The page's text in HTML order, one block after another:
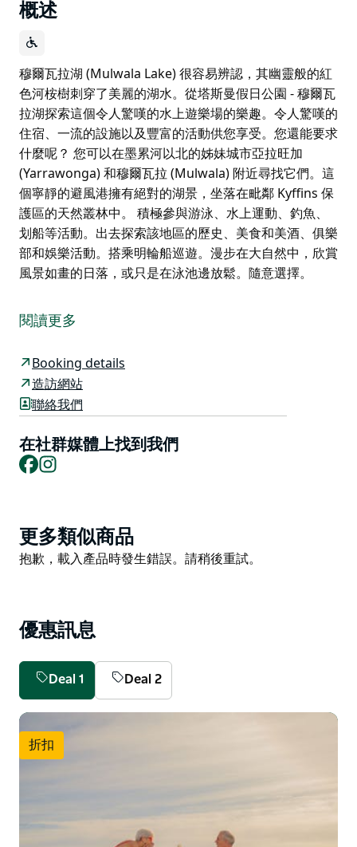
概述
穆爾瓦拉湖 (Mulwala Lake) 很容易辨認，其幽靈般的紅
色河桉樹刺穿了美麗的湖水。從塔斯曼假日公園 - 穆爾瓦
拉湖探索這個令人驚嘆的水上遊樂場的樂趣。令人驚嘆的
住宿、一流的設施以及豐富的活動供您享受。您還能要求
什麼呢？ 您可以在墨累河以北的姊妹城市亞拉旺加
(Yarrawonga) 和穆爾瓦拉 (Mulwala) 附近尋找它們。這
個寧靜的避風港擁有絕對的湖景，坐落在毗鄰 Kyffins 保
護區的天然叢林中。 積極參與游泳、水上運動、釣魚、
划船等活動。出去探索該地區的歷史、美食和美酒、俱樂
部和娛樂活動。搭乘明輪船巡遊。漫步在大自然中，欣賞
風景如畫的日落，或只是在泳池邊放鬆。隨意選擇。
色河桉樹刺穿了美麗的湖水。從塔斯曼假日公園 - 穆爾瓦
拉湖探索這個令人驚嘆的水上遊樂場的樂趣。令人驚嘆的
什麼呢？
您可以在墨累河以北的姊妹城市亞拉旺加 (Yarrawonga)
和穆爾瓦拉 (Mulwala) 附近尋找它們。這個寧靜的避風
港擁有絕對的湖景，坐落在毗鄰 Kyffins 保護區的天然叢
林中。
輪船巡遊。漫步在大自然中，欣賞風景如畫的日落，或只
是在泳池邊放鬆。隨意選擇。
閱讀更多
Booking details
造訪網站
聯絡我們
在社群媒體上找到我們
Facebook
Product
List
更多類似商品
Product
抱歉，載入產品時發生錯誤。請稍後重試。
優惠訊息
Deal 1 Deal 2
折扣